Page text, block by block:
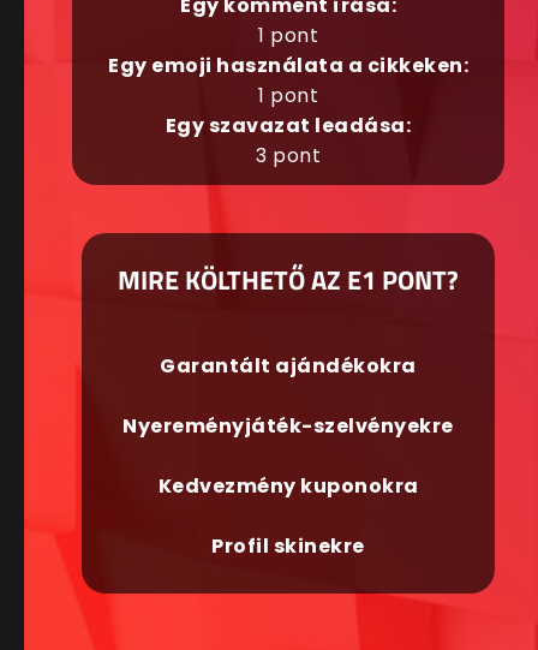
Egy komment írása:
1 pont
Egy emoji használata a cikkeken:
1 pont
Egy szavazat leadása:
3 pont
MIRE KÖLTHETŐ AZ E1 PONT?
Garantált ajándékokra
Nyereményjáték-szelvényekre
Kedvezmény kuponokra
Profil skinekre